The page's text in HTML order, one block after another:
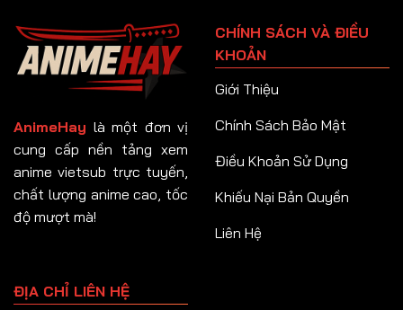
Tập 93
Tập 95
Tập 96
Tập 97
AnimeHay là một đơn vị
cung cấp nền tảng xem
anime vietsub trực tuyến,
chất lượng anime cao, tốc
độ mượt mà!
CHÍNH SÁCH VÀ ĐIỀU
KHOẢN
Giới Thiệu
Chính Sách Bảo Mật
Điều Khoản Sử Dụng
Khiếu Nại Bản Quyền
Liên Hệ
ĐỊA CHỈ LIÊN HỆ